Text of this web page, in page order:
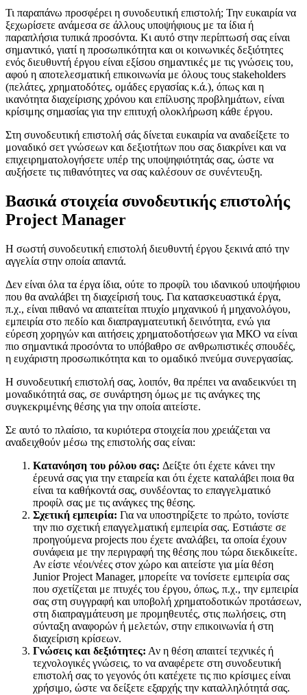
Τι παραπάνω προσφέρει η συνοδευτική επιστολή; Την ευκαιρία να
ξεχωρίσετε ανάμεσα σε άλλους υποψήφιους με τα ίδια ή
παραπλήσια τυπικά προσόντα. Κι αυτό στην περίπτωσή σας είναι
σημαντικό, γιατί η προσωπικότητα και οι κοινωνικές δεξιότητες
ενός διευθυντή έργου είναι εξίσου σημαντικές με τις γνώσεις του,
αφού η αποτελεσματική επικοινωνία με όλους τους stakeholders
(πελάτες, χρηματοδότες, ομάδες εργασίας κ.ά.), όπως και η
ικανότητα διαχείρισης χρόνου και επίλυσης προβλημάτων, είναι
κρίσιμης σημασίας για την επιτυχή ολοκλήρωση κάθε έργου.
Στη συνοδευτική επιστολή σάς δίνεται ευκαιρία να αναδείξετε το
μοναδικό σετ γνώσεων και δεξιοτήτων που σας διακρίνει και να
επιχειρηματολογήσετε υπέρ της υποψηφιότητάς σας, ώστε να
αυξήσετε τις πιθανότητες να σας καλέσουν σε συνέντευξη.
Βασικά στοιχεία συνοδευτικής επιστολής
Project Manager
Η σωστή συνοδευτική επιστολή διευθυντή έργου ξεκινά από την
αγγελία στην οποία απαντά.
Δεν είναι όλα τα έργα ίδια, ούτε το προφίλ του ιδανικού υποψήφιου
που θα αναλάβει τη διαχείρισή τους. Για κατασκευαστικά έργα,
π.χ., είναι πιθανό να απαιτείται πτυχίο μηχανικού ή μηχανολόγου,
εμπειρία στο πεδίο και διαπραγματευτική δεινότητα, ενώ για
εύρεση χορηγών και αιτήσεις χρηματοδοτήσεων για ΜΚΟ να είναι
πιο σημαντικά προσόντα το υπόβαθρο σε ανθρωπιστικές σπουδές,
η ευχάριστη προσωπικότητα και το ομαδικό πνεύμα συνεργασίας.
Η συνοδευτική επιστολή σας, λοιπόν, θα πρέπει να αναδεικνύει τη
μοναδικότητά σας, σε συνάρτηση όμως με τις ανάγκες της
συγκεκριμένης θέσης για την οποία αιτείστε.
Σε αυτό το πλαίσιο, τα κυριότερα στοιχεία που χρειάζεται να
αναδειχθούν μέσω της επιστολής σας είναι:
Κατανόηση του ρόλου σας: Δείξτε ότι έχετε κάνει την
έρευνά σας για την εταιρεία και ότι έχετε καταλάβει ποια θα
είναι τα καθήκοντά σας, συνδέοντας το επαγγελματικό
προφίλ σας με τις ανάγκες της θέσης.
Σχετική εμπειρία: Για να υποστηρίξετε το πρώτο, τονίστε
την πιο σχετική επαγγελματική εμπειρία σας. Εστιάστε σε
προηγούμενα projects που έχετε αναλάβει, τα οποία έχουν
συνάφεια με την περιγραφή της θέσης που τώρα διεκδικείτε.
Αν είστε νέοι/νέες στον χώρο και αιτείστε για μία θέση
Junior Project Manager, μπορείτε να τονίσετε εμπειρία σας
που σχετίζεται με πτυχές του έργου, όπως, π.χ., την εμπειρία
σας στη συγγραφή και υποβολή χρηματοδοτικών προτάσεων,
στη διαπραγμάτευση με προμηθευτές, στις πωλήσεις, στη
σύνταξη αναφορών ή μελετών, στην επικοινωνία ή στη
διαχείριση κρίσεων.
Γνώσεις και δεξιότητες: Αν η θέση απαιτεί τεχνικές ή
τεχνολογικές γνώσεις, το να αναφέρετε στη συνοδευτική
επιστολή σας το γεγονός ότι κατέχετε τις πιο κρίσιμες είναι
χρήσιμο, ώστε να δείξετε εξαρχής την καταλληλότητά σας.